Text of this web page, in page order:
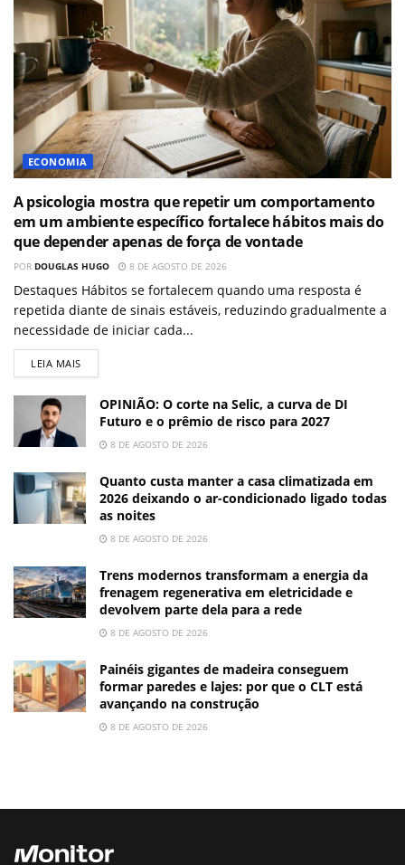
ECONOMIA
A psicologia mostra que repetir um comportamento
em um ambiente específico fortalece hábitos mais do
que depender apenas de força de vontade
POR DOUGLAS HUGO 8 DE AGOSTO DE 2026
Destaques Hábitos se fortalecem quando uma resposta é
repetida diante de sinais estáveis, reduzindo gradualmente a
necessidade de iniciar cada...
LEIA MAIS
OPINIÃO: O corte na Selic, a curva de DI
Futuro e o prêmio de risco para 2027
8 DE AGOSTO DE 2026
Quanto custa manter a casa climatizada em
2026 deixando o ar-condicionado ligado todas
as noites
8 DE AGOSTO DE 2026
Trens modernos transformam a energia da
frenagem regenerativa em eletricidade e
devolvem parte dela para a rede
8 DE AGOSTO DE 2026
Painéis gigantes de madeira conseguem
formar paredes e lajes: por que o CLT está
avançando na construção
8 DE AGOSTO DE 2026